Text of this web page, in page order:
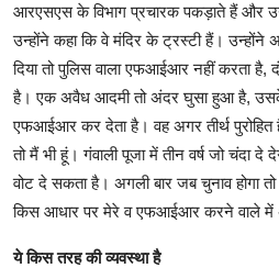
आरएसएस के विभाग प्रचारक पकड़ाते हैं और
उन्होंने कहा कि वे मंदिर के ट्रस्टी हैं। उन्होंने
दिया तो पुलिस वाला एफआईआर नहीं करता है,
है। एक अवैध आदमी तो अंदर घुसा हुआ है,
एफआईआर कर देता है। वह अगर तीर्थ पुरोहित है
तो मैं भी हूं। गंवाली पूजा में तीन वर्ष जो चंदा दे
वोट दे सकता है। अगली बार जब चुनाव होगा
किस आधार पर मेरे व एफआईआर करने वाले में
ये किस तरह की व्यवस्था है